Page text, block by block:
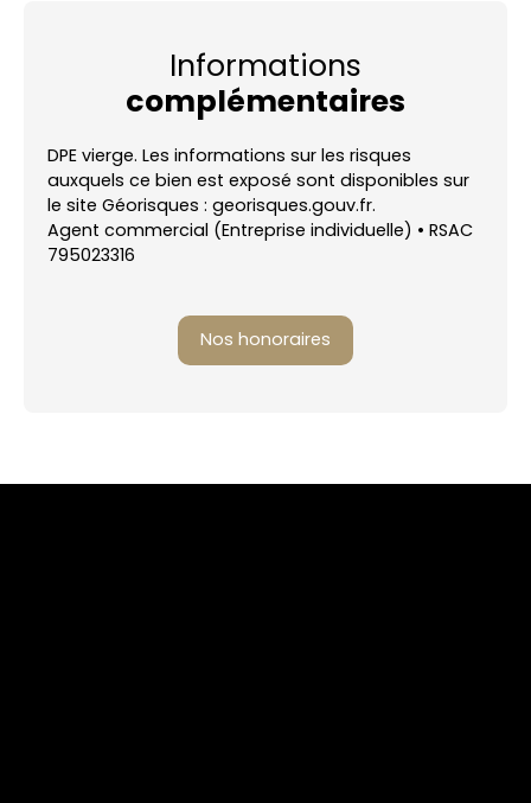
Informations
complémentaires
DPE vierge. Les informations sur les risques
auxquels ce bien est exposé sont disponibles sur
le site Géorisques : georisques.gouv.fr.
Agent commercial (Entreprise individuelle) • RSAC
795023316
Nos honoraires